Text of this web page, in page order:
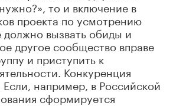
то и включение в
проекта по усмотрению
вызвать обиды и
другое сообщество вправе
и приступить к
Конкуренция
Если, например, в Российской
сформируется